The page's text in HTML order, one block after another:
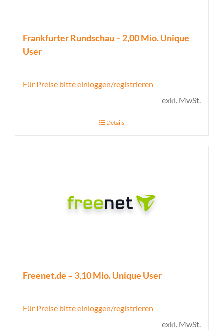
Frankfurter Rundschau – 2,00 Mio. Unique
User
Für Preise bitte einloggen/registrieren
exkl. MwSt.
Details
Freenet.de – 3,10 Mio. Unique User
Für Preise bitte einloggen/registrieren
exkl. MwSt.